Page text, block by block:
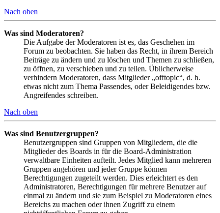
Nach oben
Was sind Moderatoren?
Die Aufgabe der Moderatoren ist es, das Geschehen im
Forum zu beobachten. Sie haben das Recht, in ihrem Bereich
Beiträge zu ändern und zu löschen und Themen zu schließen,
zu öffnen, zu verschieben und zu teilen. Üblicherweise
verhindern Moderatoren, dass Mitglieder „offtopic“, d. h.
etwas nicht zum Thema Passendes, oder Beleidigendes bzw.
Angreifendes schreiben.
Nach oben
Was sind Benutzergruppen?
Benutzergruppen sind Gruppen von Mitgliedern, die die
Mitglieder des Boards in für die Board-Administration
verwaltbare Einheiten aufteilt. Jedes Mitglied kann mehreren
Gruppen angehören und jeder Gruppe können
Berechtigungen zugeteilt werden. Dies erleichtert es den
Administratoren, Berechtigungen für mehrere Benutzer auf
einmal zu ändern und sie zum Beispiel zu Moderatoren eines
Bereichs zu machen oder ihnen Zugriff zu einem